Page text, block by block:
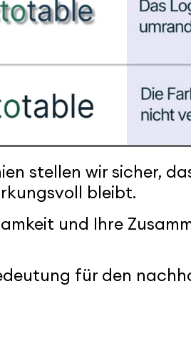
stellen wir sicher,
bleibt.
und Ihre
für den